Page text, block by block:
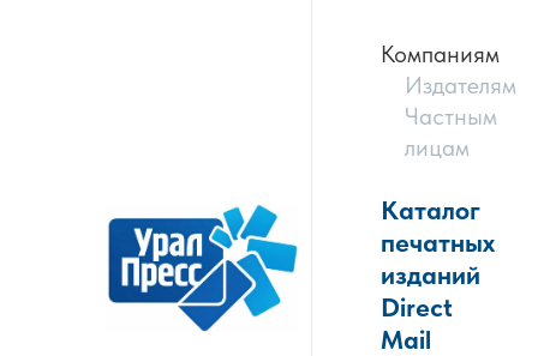
Компаниям
Издателям
Частным
лицам
Каталог
печатных
изданий
Direct
Mail